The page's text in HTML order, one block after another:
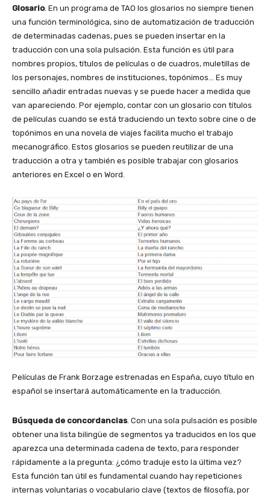
Glosario. En un programa de TAO los glosarios no siempre tienen
una función terminológica, sino de automatización de traducción
de determinadas cadenas, pues se pueden insertar en la
traducción con una sola pulsación. Esta función es útil para
nombres propios, títulos de películas o de cuadros, muletillas de
los personajes, nombres de instituciones, topónimos… Es muy
sencillo añadir entradas nuevas y se puede hacer a medida que
van apareciendo. Por ejemplo, contar con un glosario con títulos
de películas cuando se está traduciendo un texto sobre cine o de
topónimos en una novela de viajes facilita mucho el trabajo
mecanográfico. Estos glosarios se pueden reutilizar de una
traducción a otra y también es posible trabajar con glosarios
anteriores en Excel o en Word.
Películas de Frank Borzage estrenadas en España, cuyo título en
español se insertará automáticamente en la traducción.
Búsqueda de concordancias. Con una sola pulsación es posible
obtener una lista bilingüe de segmentos ya traducidos en los que
aparezca una determinada cadena de texto, para responder
rápidamente a la pregunta: ¿cómo traduje esto la última vez?
Esta función tan útil es fundamental cuando hay repeticiones
internas voluntarias o vocabulario clave (textos de filosofía, por